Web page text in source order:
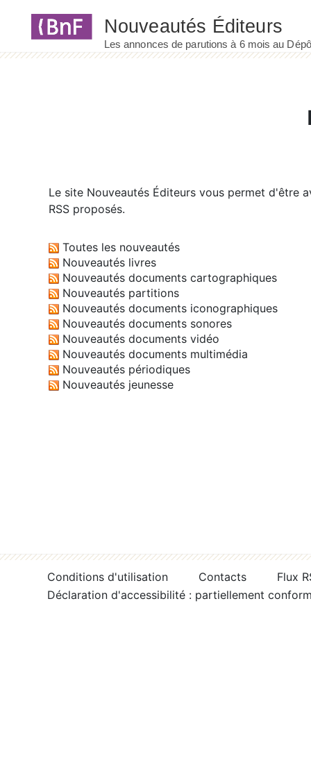
Le site Nouveautés Éditeurs vous permet d'être
RSS proposés.
Toutes les nouveautés
Nouveautés livres
Nouveautés documents cartographiques
Nouveautés partitions
Nouveautés documents iconographiques
Nouveautés documents sonores
Nouveautés documents vidéo
Nouveautés documents multimédia
Nouveautés périodiques
Nouveautés jeunesse
Conditions d'utilisation Contacts
Flux
Déclaration d'accessibilité : partiellement